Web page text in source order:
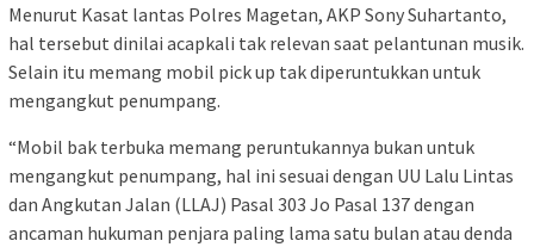
Menurut Kasat lantas Polres Magetan, AKP Sony Suhartanto,
hal tersebut dinilai acapkali tak relevan saat pelantunan musik.
Selain itu memang mobil pick up tak diperuntukkan untuk
mengangkut penumpang.
“Mobil bak terbuka memang peruntukannya bukan untuk
mengangkut penumpang, hal ini sesuai dengan UU Lalu Lintas
dan Angkutan Jalan (LLAJ) Pasal 303 Jo Pasal 137 dengan
ancaman hukuman penjara paling lama satu bulan atau denda